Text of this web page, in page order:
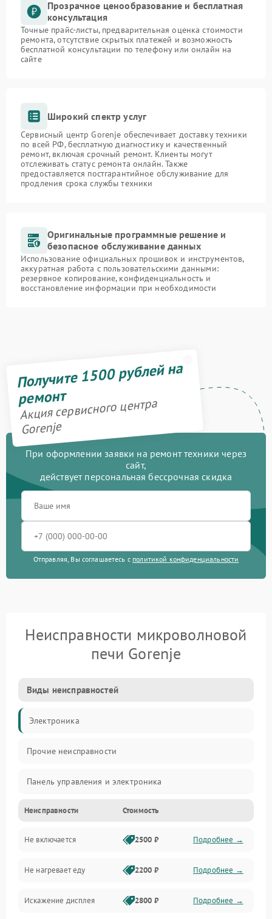
Прозрачное ценообразование и бесплатная
консультация
Точные прайс-листы, предварительная оценка стоимости
ремонта, отсутствие скрытых платежей и возможность
бесплатной консультации по телефону или онлайн на
сайте
Широкий спектр услуг
Сервисный центр Gorenje обеспечивает доставку техники
по всей РФ, бесплатную диагностику и качественный
ремонт, включая срочный ремонт. Клиенты могут
отслеживать статус ремонта онлайн. Также
предоставляется постгарантийное обслуживание для
продления срока службы техники
Оригинальные программные решение и
безопасное обслуживание данных
Использование официальных прошивок и инструментов,
аккуратная работа с пользовательскими данными:
резервное копирование, конфиденциальность и
восстановление информации при необходимости
Получите 1500 рублей на
ремонт
Акция сервисного центра
Gorenje
При оформлении заявки на ремонт техники через
сайт,
действует персональная бессрочная скидка
Отправляя, Вы соглашаетесь с политикой конфиденциальности
Неисправности микроволновой
печи Gorenje
Виды неисправностей
Электроника
Прочие неисправности
Панель управления и электроника
Дверца и корпус
Механика и внутренние элементы
Механические повреждения
Питание и запуск
Неисправности Стоимость
Не включается 2500 ₽ Подробнее →
Не нагревает еду 2200 ₽ Подробнее →
Искажение дисплея 2800 ₽ Подробнее →